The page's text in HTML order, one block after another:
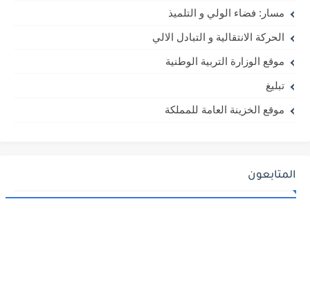
مسار: فضاء الولي و التلميذ
الحركة الانتقالية و التبادل الالي
موقع الوزارة التربية الوطنية
تبليغ
موقع الخزينة العامة للمملكة
المتابعون